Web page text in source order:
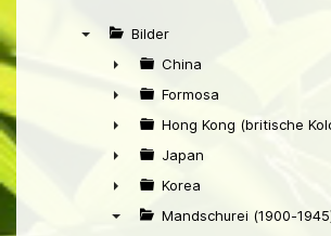
Bilder
►
China
►
Formosa
►
Hong Kong (britische
►
Japan
►
Korea
Mandschurei (1900-